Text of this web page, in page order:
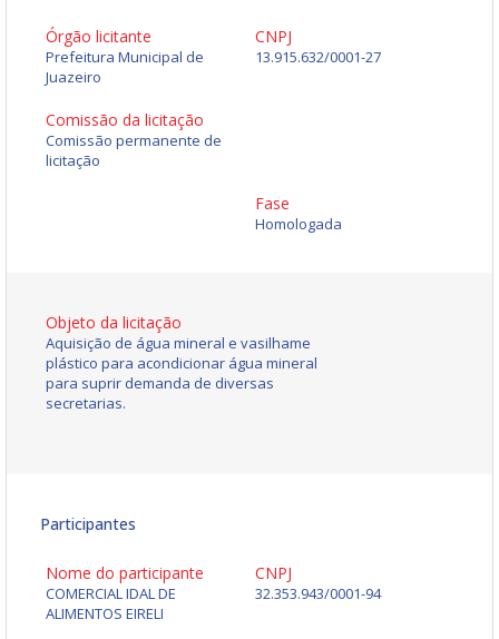
Órgão licitante
Prefeitura Municipal de
Juazeiro
CNPJ
13.915.632/0001-27
Comissão da licitação
Comissão permanente de
licitação
Fase
Homologada
Objeto da licitação
Aquisição de água mineral e vasilhame
plástico para acondicionar água mineral
para suprir demanda de diversas
secretarias.
Participantes
Nome do participante
COMERCIAL IDAL DE
ALIMENTOS EIRELI
CNPJ
32.353.943/0001-94